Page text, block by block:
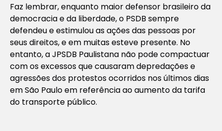
Faz lembrar, enquanto maior defensor brasileiro da
democracia e da liberdade, o PSDB sempre
defendeu e estimulou as ações das pessoas por
seus direitos, e em muitas esteve presente. No
entanto, a JPSDB Paulistana não pode compactuar
com os excessos que causaram depredações e
agressões dos protestos ocorridos nos últimos dias
em São Paulo em referência ao aumento da tarifa
do transporte público.